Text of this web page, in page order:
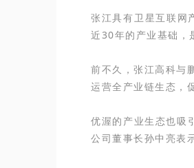
张江具有卫星互联网
近30年的产业基础，
前不久，张江高科与
运营全产业链生态，
优渥的产业生态也吸
公司董事长孙中亮表